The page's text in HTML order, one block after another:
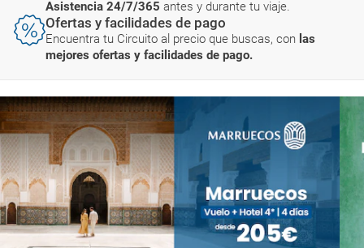
Asistencia 24/7/365 antes y durante tu viaje.
Ofertas y facilidades de pago
Encuentra tu Circuito al precio que buscas, con las
mejores ofertas y facilidades de pago.